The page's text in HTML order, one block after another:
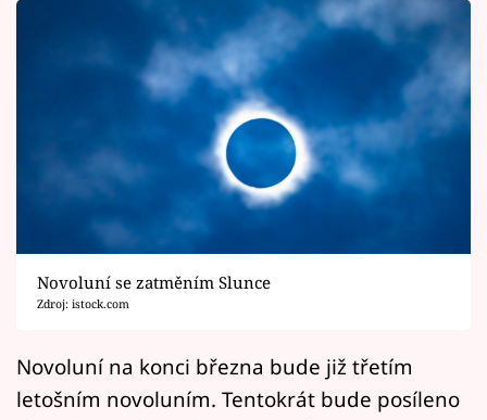
Sledujte prima+
Filmový festival Karlovy Vary
Přihlášení
Novoluní se zatměním Slunce
Zdroj: istock.com
Novoluní na konci března bude již třetím
letošním novoluním. Tentokrát bude posíleno